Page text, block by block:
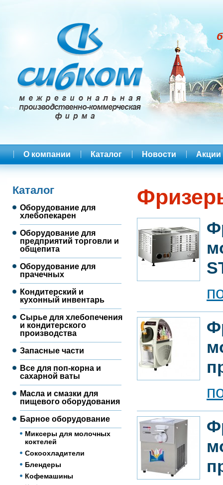
О компании Каталог Новости Акции
Каталог
Оборудование для
хлебопекарен
Оборудование для
предприятий торговли и
общепита
Оборудование для
прачечных
Кондитерский и
кухонный инвентарь
Сырье для хлебопечения
и кондитерского
производства
Запасные части
Все для поп-корна и
сахарной ваты
Масла и смазки для
пищевого оборудования
Барное оборудование
Миксеры для молочных
коктелей
Сокоохладители
Блендеры
Кофемашины